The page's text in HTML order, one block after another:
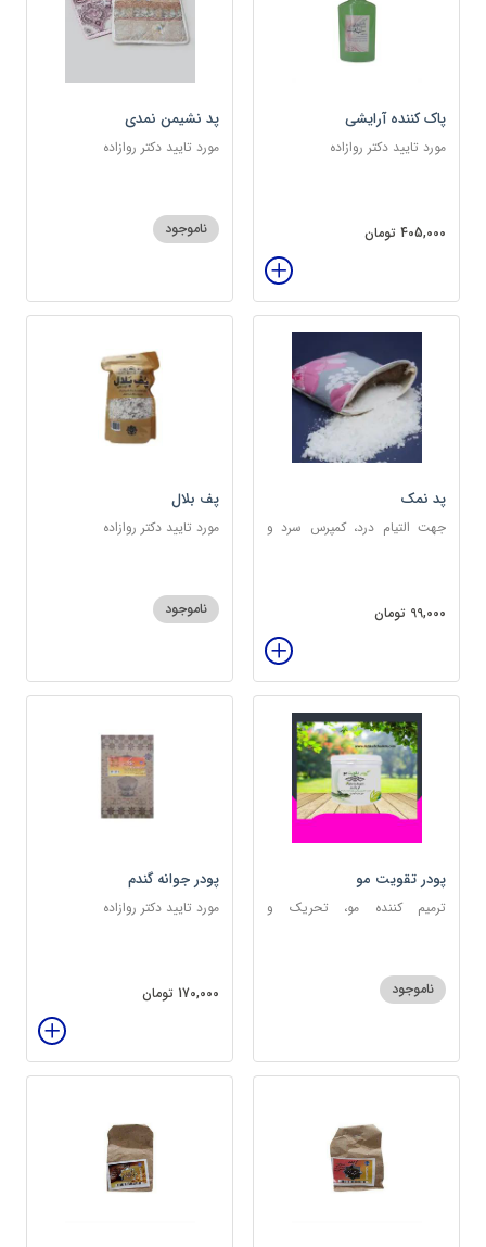
پاک کننده آرایشی
مورد تایید دکتر روازاده
405,000 تومان
پد نشیمن نمدی
مورد تایید دکتر روازاده
ناموجود
پد نمک
جهت التیام درد، کمپرس سرد و
99,000 تومان
پف بلال
مورد تایید دکتر روازاده
ناموجود
پودر تقویت مو
ترمیم کننده مو، تحریک و
ناموجود
پودر جوانه گندم
مورد تایید دکتر روازاده
170,000 تومان